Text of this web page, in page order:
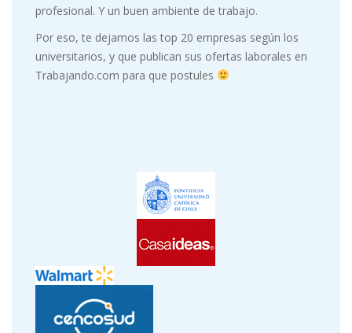
profesional. Y un buen ambiente de trabajo.
Por eso, te dejamos las top 20 empresas según los
universitarios, y que publican sus ofertas laborales en
Trabajando.com para que postules